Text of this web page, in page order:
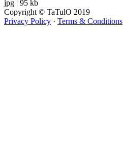
jpg | 95 kb
Copyright © TaTulO 2019
Privacy Policy · Terms & Conditions